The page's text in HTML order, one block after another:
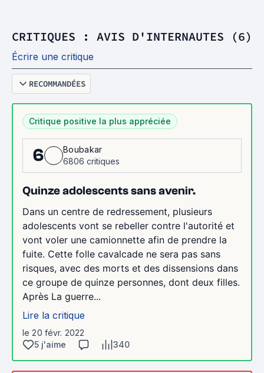
CRITIQUES : AVIS D'INTERNAUTES (6)
Écrire une critique
RECOMMANDÉES
Critique positive la plus appréciée
6
Boubakar
6806 critiques
Quinze adolescents sans avenir.
Dans un centre de redressement, plusieurs
adolescents vont se rebeller contre l'autorité et
vont voler une camionnette afin de prendre la
fuite. Cette folle cavalcade ne sera pas sans
risques, avec des morts et des dissensions dans
ce groupe de quinze personnes, dont deux filles.
Après La guerre...
Lire la critique
le 20 févr. 2022
5 j'aime
340